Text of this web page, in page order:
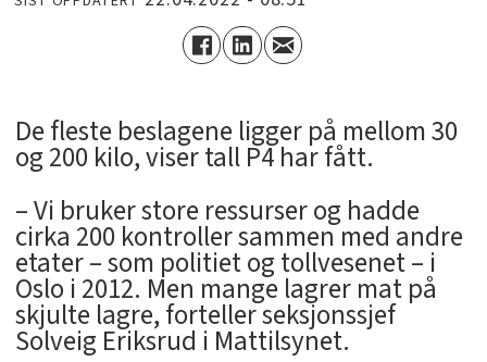
De fleste beslagene ligger på mellom 30
og 200 kilo, viser tall P4 har fått.
– Vi bruker store ressurser og hadde
cirka 200 kontroller sammen med andre
etater – som politiet og tollvesenet – i
Oslo i 2012. Men mange lagrer mat på
skjulte lagre, forteller seksjonssjef
Solveig Eriksrud i Mattilsynet.